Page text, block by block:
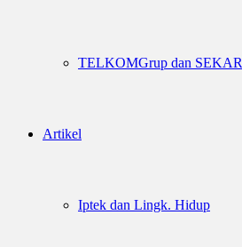
TELKOMGrup dan SEKAR
Artikel
Iptek dan Lingk. Hidup